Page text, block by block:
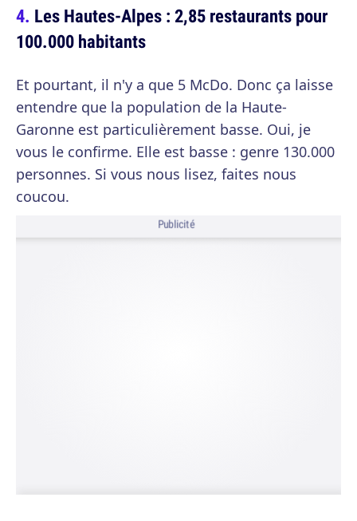
Les Hautes-Alpes : 2,85 restaurants pour
100.000 habitants
Et pourtant, il n'y a que 5 McDo. Donc ça laisse
entendre que la population de la Haute-
Garonne est particulièrement basse. Oui, je
vous le confirme. Elle est basse : genre 130.000
personnes. Si vous nous lisez, faites nous
coucou.
Publicité